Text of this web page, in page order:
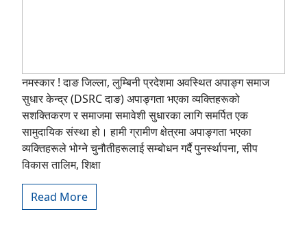
नमस्कार ! दाङ जिल्ला, लुम्बिनी प्रदेशमा अवस्थित अपाङ्ग समाज
सुधार केन्द्र (DSRC दाङ) अपाङ्गता भएका व्यक्तिहरूको
सशक्तिकरण र समाजमा समावेशी सुधारका लागि समर्पित एक
सामुदायिक संस्था हो। हामी ग्रामीण क्षेत्रमा अपाङ्गता भएका
व्यक्तिहरूले भोग्ने चुनौतीहरूलाई सम्बोधन गर्दै पुनर्स्थापना, सीप
विकास तालिम, शिक्षा
Read More